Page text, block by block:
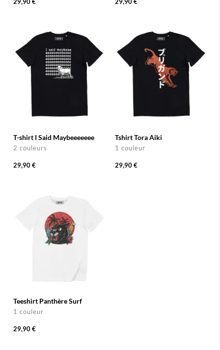
T-shirt I Said Maybeeeeeee
2 couleurs
29,90 €
Tshirt Tora Aiki
1 couleur
29,90 €
Teeshirt Panthère Surf
1 couleur
29,90 €